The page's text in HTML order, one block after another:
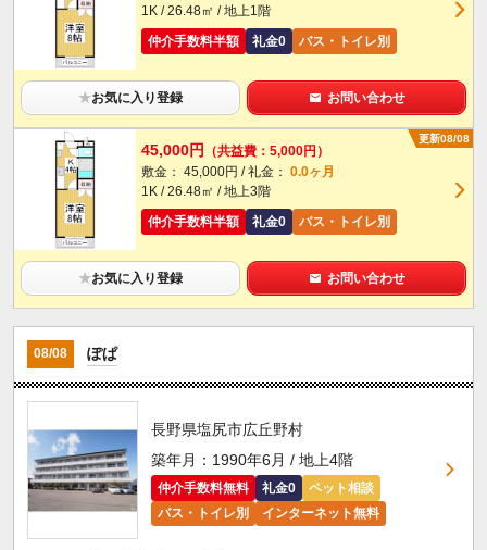
1K / 26.48㎡ / 地上1階
仲介手数料半額
礼金0 バス・トイレ別
★お気に入り登録 お問い合わせ
更新08/08
45,000円
（共益費：5,000円）
敷金： 45,000円 / 礼金： 0.0ヶ月
1K / 26.48㎡ / 地上3階
仲介手数料半額
礼金0 バス・トイレ別
★お気に入り登録 お問い合わせ
08/08 ぽぱ
長野県塩尻市広丘野村
築年月：1990年6月 / 地上4階
仲介手数料無料 礼金0
ペット相談
バス・トイレ別
インターネット無料